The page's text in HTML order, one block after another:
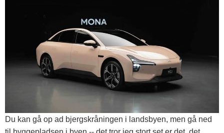
Du kan gå op ad bjergskråningen i landsbyen, men gå ned